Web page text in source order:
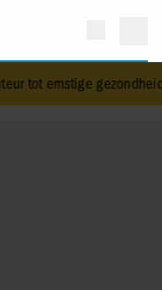
gezondheidscrisis: